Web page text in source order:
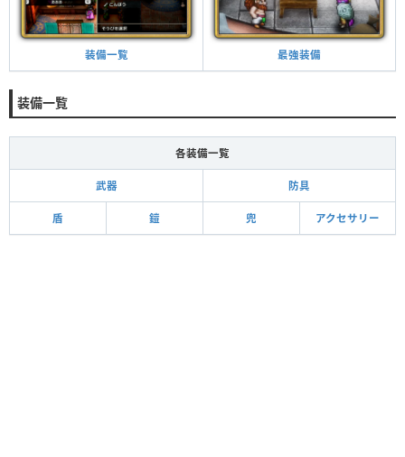
装備一覧 最強装備
装備一覧
各装備一覧
武器 防具
盾 鎧 兜 アクセサリー